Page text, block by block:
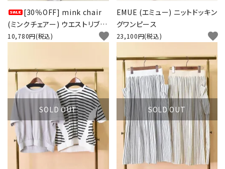
[30％OFF] mink chair
(ミンクチェアー) ウエストリブス
カート
10,780円(税込) favorite
EMUE (エミュー) ニットドッキン
グワンピース
23,100円(税込) favorite
SOLD OUT SOLD OUT